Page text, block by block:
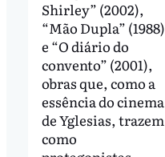
Shirley” (2002),
“Mão Dupla” (1988)
e “O diário do
convento” (2001),
obras que, como a
essência do cinema
de Yglesias, trazem
como